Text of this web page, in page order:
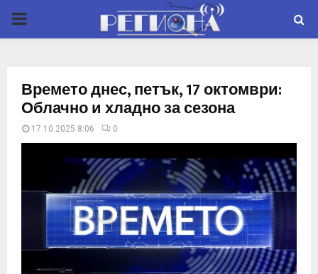
P
M
Y
Времето днес, петък, 17 октомври:
Облачно и хладно за сезона
17.10.2025 8:06 0